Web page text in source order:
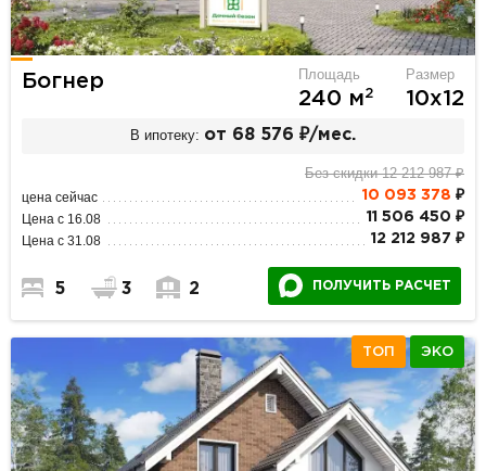
Богнер Площадь
240 м2
Размер
10х12
В ипотеку: от 68 576 ₽/мес.
Без скидки 12 212 987 ₽
цена сейчас 10 093 378 ₽
Цена с 16.08 11 506 450 ₽
Цена с 31.08 12 212 987 ₽
5 3 2 ПОЛУЧИТЬ РАСЧЕТ
ТОП ЭКО